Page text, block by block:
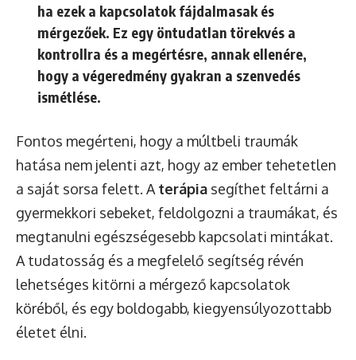
ha ezek a kapcsolatok fájdalmasak és
mérgezőek. Ez egy öntudatlan törekvés a
kontrollra és a megértésre, annak ellenére,
hogy a végeredmény gyakran a szenvedés
ismétlése.
Fontos megérteni, hogy a múltbeli traumák
hatása nem jelenti azt, hogy az ember tehetetlen
a saját sorsa felett. A terápia segíthet feltárni a
gyermekkori sebeket, feldolgozni a traumákat, és
megtanulni egészségesebb kapcsolati mintákat.
A tudatosság és a megfelelő segítség révén
lehetséges kitörni a mérgező kapcsolatok
köréből, és egy boldogabb, kiegyensúlyozottabb
életet élni.